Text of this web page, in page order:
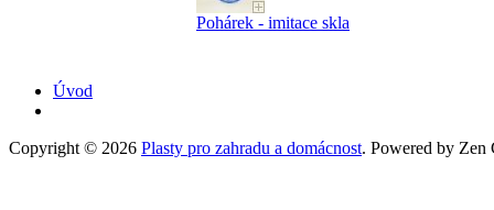
Pohárek - imitace skla
Úvod
Copyright © 2026 Plasty pro zahradu a domácnost. Powered by Zen